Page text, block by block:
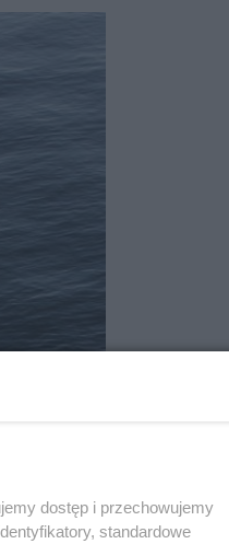
dostęp i przechowujemy
standardowe